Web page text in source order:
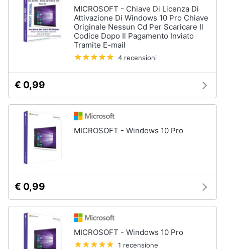
MICROSOFT - Chiave Di Licenza Di
Attivazione Di Windows 10 Pro Chiave
Originale Nessun Cd Per Scaricare Il
Codice Dopo Il Pagamento Inviato
Tramite E-mail
4 recensioni
€ 0,99
MICROSOFT - Windows 10 Pro
€ 0,99
MICROSOFT - Windows 10 Pro
1 recensione